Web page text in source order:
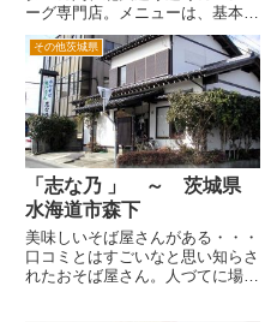
ーグ専門店。メニューは、基本的
にハンバーグがメインです。 そ
れだけハンバーグにこだわり、味
にも自信があるということじゃな
いかなとおもいます。おいしいで
す♪ちょっと場所が、通りより
奥...
その他茨城県
「志な乃 」 ～ 茨城県
水海道市森下
美味しいそば屋さんがある・・・
口コミとはすごいなと思い知らさ
れたおそば屋さん。人づてに場所